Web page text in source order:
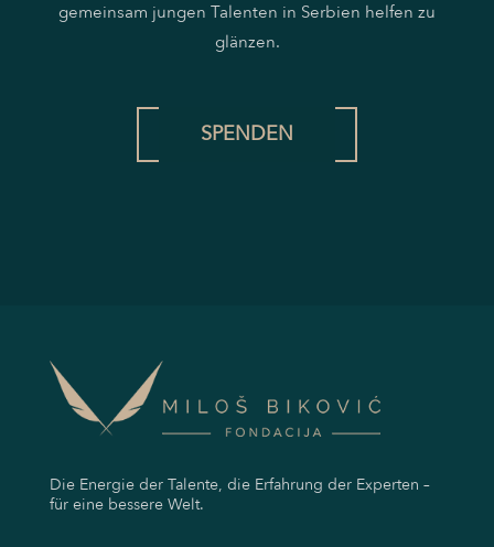
gemeinsam jungen Talenten in Serbien helfen zu
glänzen.
SPENDEN
Die Energie der Talente, die Erfahrung der Experten –
für eine bessere Welt.